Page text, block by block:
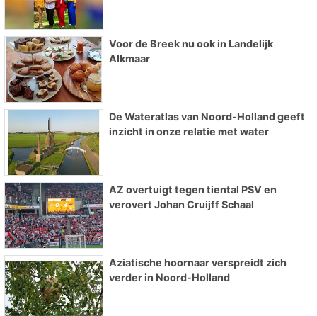
Voor de Breek nu ook in Landelijk
Alkmaar
De Wateratlas van Noord-Holland geeft
inzicht in onze relatie met water
AZ overtuigt tegen tiental PSV en
verovert Johan Cruijff Schaal
Aziatische hoornaar verspreidt zich
verder in Noord-Holland